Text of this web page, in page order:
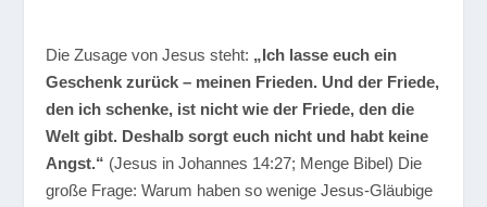
Die Zusage von Jesus steht: „Ich lasse euch ein
Geschenk zurück – meinen Frieden. Und der Friede,
den ich schenke, ist nicht wie der Friede, den die
Welt gibt. Deshalb sorgt euch nicht und habt keine
Angst.“ (Jesus in Johannes 14:27; Menge Bibel) Die
große Frage: Warum haben so wenige Jesus-Gläubige